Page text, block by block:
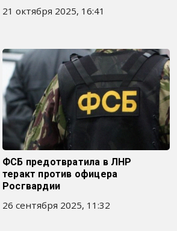
21 октября 2025, 16:41
ФСБ предотвратила в ЛНР
теракт против офицера
Росгвардии
26 сентября 2025, 11:32